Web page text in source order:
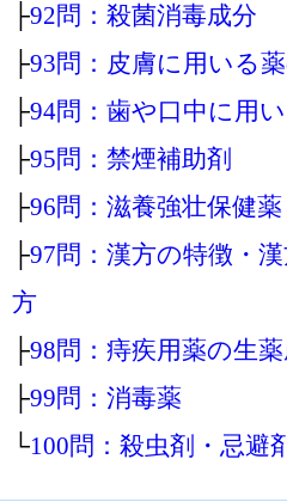
├92問：殺菌消毒成分
├93問：皮膚に用いる
├94問：歯や口中に用
├95問：禁煙補助剤
├96問：滋養強壮保健薬
├97問：漢方の特徴・
方
├98問：痔疾用薬の生
├99問：消毒薬
└100問：殺虫剤・忌避